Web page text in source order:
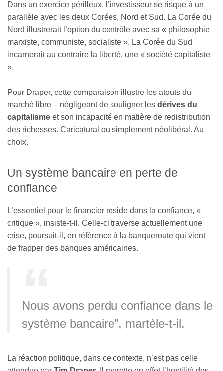
Dans un exercice périlleux, l’investisseur se risque à un
parallèle avec les deux Corées, Nord et Sud. La Corée du
Nord illustrerait l’option du contrôle avec sa « philosophie
marxiste, communiste, socialiste ». La Corée du Sud
incarnerait au contraire la liberté, une « société capitaliste
».
Pour Draper, cette comparaison illustre les atouts du
marché libre – négligeant de souligner les dérives du
capitalisme et son incapacité en matière de redistribution
des richesses. Caricatural ou simplement néolibéral. Au
choix.
Un système bancaire en perte de
confiance
L’essentiel pour le financier réside dans la confiance, «
critique », insiste-t-il. Celle-ci traverse actuellement une
crise, poursuit-il, en référence à la banqueroute qui vient
de frapper des banques américaines.
Nous avons perdu confiance dans le
système bancaire”, martèle-t-il.
La réaction politique, dans ce contexte, n’est pas celle